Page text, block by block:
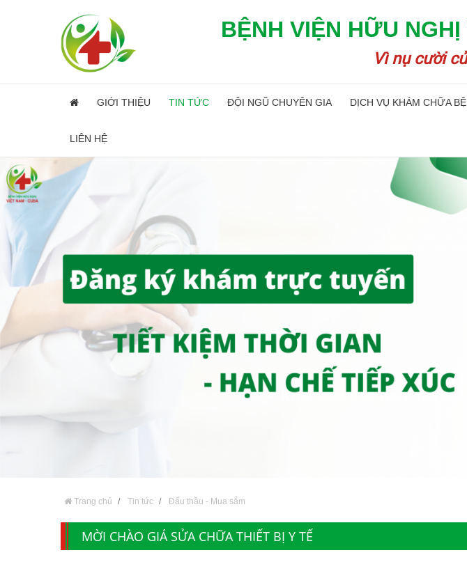
BỆNH VIỆN HỮU
Vì nụ cười
GIỚI THIỆU TIN TỨC ĐỘI NGŨ CHUYÊN GIA DỊCH VỤ KHÁM CHỮA
LIÊN HỆ
Trang chủ Tin tức Đấu thầu - Mua sắm
MỜI CHÀO GIÁ SỬA CHỮA THIẾT BỊ Y TẾ